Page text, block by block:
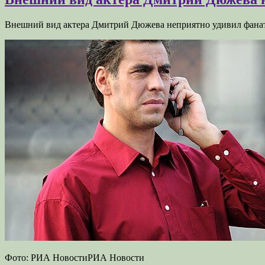
Внешний вид актера Дмитрий Дюжева неприятно удивил
Фото: РИА НовостиРИА Новости